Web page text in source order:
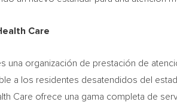
Care
una organización de prestación de
a los residentes desatendidos del
Care ofrece una gama completa de